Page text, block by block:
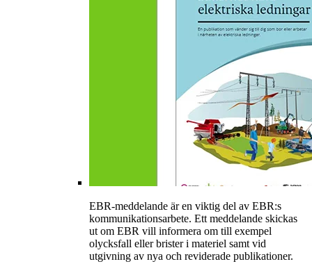
EBR-meddelande är en viktig del av EBR:s
kommunikationsarbete. Ett meddelande skickas
ut om EBR vill informera om till exempel
olycksfall eller brister i materiel samt vid
utgivning av nya och reviderade publikationer.